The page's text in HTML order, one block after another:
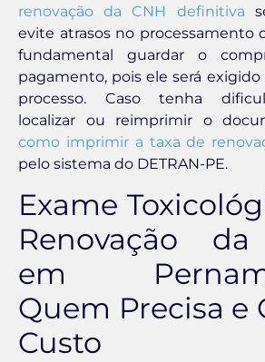
renovação da CNH definitiva
evite atrasos no processamento
fundamental guardar o
pagamento, pois ele será
processo. Caso tenha
localizar ou reimprimir o
como imprimir a taxa de
pelo sistema do DETRAN-PE.
Exame
Renovação
em
Quem Precisa e
Custo